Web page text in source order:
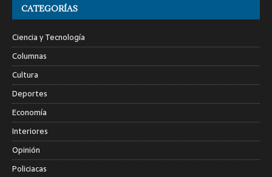
CATEGORÍAS
Ciencia y Tecnología
Columnas
Cultura
Deportes
Economía
Interiores
Opinión
Policiacas